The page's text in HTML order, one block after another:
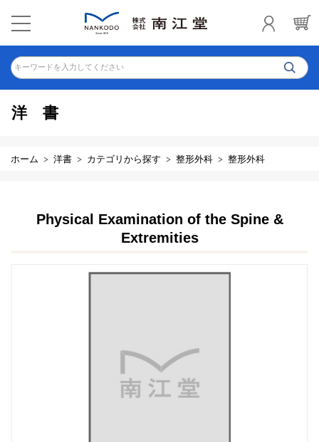
キーワードを入力してください
洋書
ホーム 洋書 カテゴリから探す 整形外科 整形外科
Physical Examination of the Spine &
Extremities